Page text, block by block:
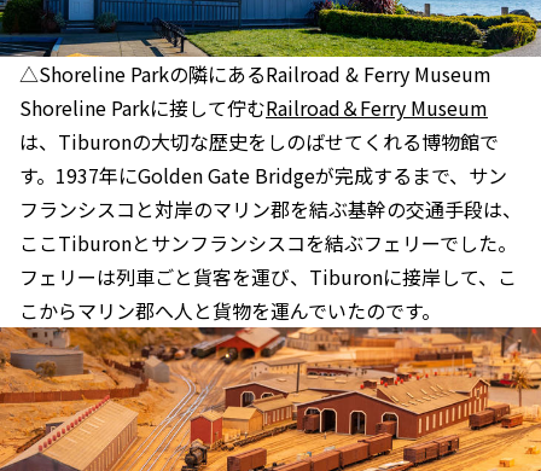
△Shoreline Parkの隣にあるRailroad & Ferry Museum
Shoreline Parkに接して佇むRailroad＆Ferry Museum
は、Tiburonの大切な歴史をしのばせてくれる博物館で
す。1937年にGolden Gate Bridgeが完成するまで、サン
フランシスコと対岸のマリン郡を結ぶ基幹の交通手段は、
ここTiburonとサンフランシスコを結ぶフェリーでした。
フェリーは列車ごと貨客を運び、Tiburonに接岸して、こ
こからマリン郡へ人と貨物を運んでいたのです。